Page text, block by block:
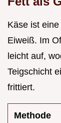
Käse ist
Eiweiß. Im
leicht auf,
Teigschicht
frittiert.
Methode